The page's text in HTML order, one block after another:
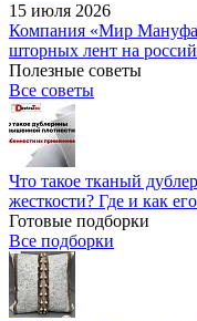
15 июля 2026
Компания «Мир
шторных лент на
Полезные советы
Все советы
Что такое тканый
жесткости? Где и как
Готовые подборки
Все подборки